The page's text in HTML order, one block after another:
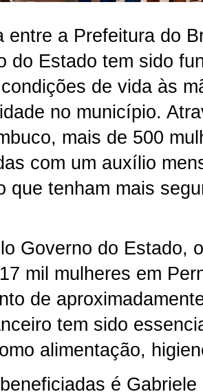
entre a Prefeitura do
do Estado tem sido
de vida às
no município.
mais de 500
com um auxílio
que tenham mais
Governo do Estado,
mil mulheres em
de
tem sido
alimentação,
é